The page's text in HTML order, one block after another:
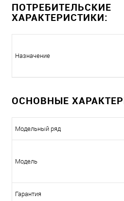
ПОТРЕБИТЕЛЬСКИЕ
ХАРАКТЕРИСТИКИ:
Назначение
ОСНОВНЫЕ
Модельный ряд
Модель
Гарантия